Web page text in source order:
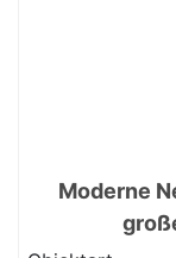
Moderne